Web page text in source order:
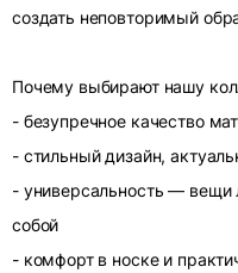
создать неповторимый
Почему выбирают нашу
- безупречное качество
- стильный дизайн,
- универсальность —
собой
- комфорт в носке и